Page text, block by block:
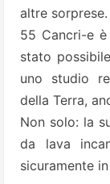
altre sorprese.
55 Cancri-e
stato
uno studio
della Terra,
Non solo: la
da lava
sicuramente